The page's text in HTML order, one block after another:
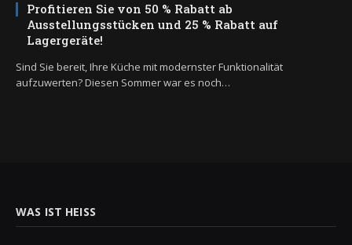
Profitieren Sie von 50 % Rabatt ab
Ausstellungsstücken und 25 % Rabatt auf
Lagergeräte!
Sind Sie bereit, Ihre Küche mit modernster Funktionalität
aufzuwerten? Diesen Sommer war es noch…
WAS IST HEISS